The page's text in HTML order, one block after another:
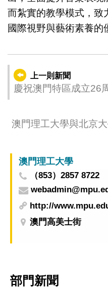
而紮實的教學模式，致
國際視野與藝術素養的
上一則新聞
慶祝澳門特區成立26
澳門理工大學與北京
澳門理工大學
（853）2857 8722
http://
澳門高美士街
部門新聞